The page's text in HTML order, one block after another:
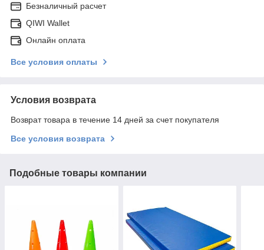
Безналичный расчет
QIWI Wallet
Онлайн оплата
Все условия оплаты
Условия возврата
Возврат товара в течение 14 дней за счет покупателя
Все условия возврата
Подобные товары компании